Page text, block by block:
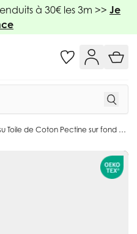
à 30€ les 3m >> Je
Tissu Toile de Coton Pectine sur fond Bleu marine - Par 10 cm